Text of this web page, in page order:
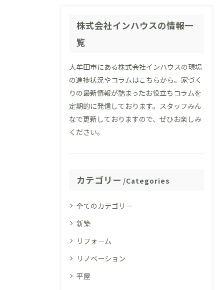
株式会社インハウスの情報一
覧
大牟田市にある株式会社インハウスの現場
の進捗状況やコラムはこちらから。家づく
りの最新情報が詰まったお役立ちコラムを
定期的に発信しております。スタッフみん
なで更新しておりますので、ぜひお楽しみ
ください。
カテゴリー Categories
全てのカテゴリー
新築
リフォーム
リノベーション
平屋